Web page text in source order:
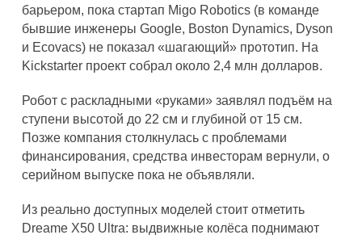
барьером, пока стартап Migo Robotics (в команде
бывшие инженеры Google, Boston Dynamics, Dyson
и Ecovacs) не показал «шагающий» прототип. На
Kickstarter проект собрал около 2,4 млн долларов.
Робот с раскладными «руками» заявлял подъём на
ступени высотой до 22 см и глубиной от 15 см.
Позже компания столкнулась с проблемами
финансирования, средства инвесторам вернули, о
серийном выпуске пока не объявляли.
Из реально доступных моделей стоит отметить
Dreame X50 Ultra: выдвижные колёса поднимают